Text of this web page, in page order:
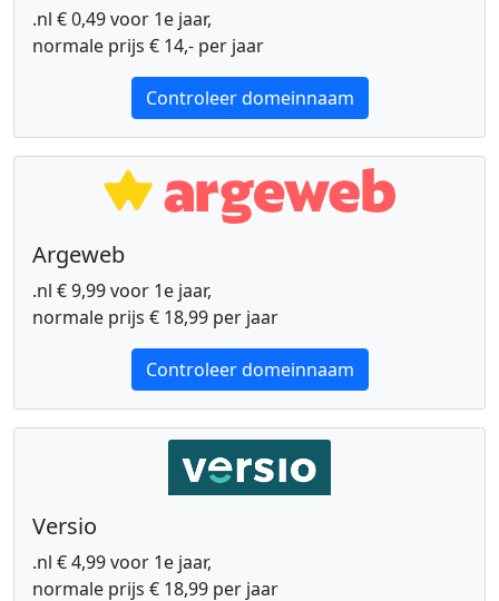
.nl € 0,49 voor 1e jaar,
normale prijs € 14,- per jaar
Controleer domeinnaam
Argeweb
.nl € 9,99 voor 1e jaar,
normale prijs € 18,99 per jaar
Controleer domeinnaam
Versio
.nl € 4,99 voor 1e jaar,
normale prijs € 18,99 per jaar